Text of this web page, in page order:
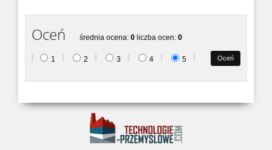
Oceń średnia ocena: 0 liczba ocen: 0
1 2 3 4 5